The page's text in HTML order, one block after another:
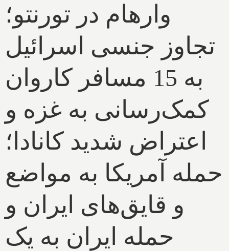
وارهام در تورنتو؛
تجاوز جنسی اسرائیل
به 15 مسافر کاروان
کمک‌رسانی به غزه و
اعتراض شدید کانادا؛
حمله آمریکا به مواضع
و قایق‌های ایران و
حمله ایران به یک